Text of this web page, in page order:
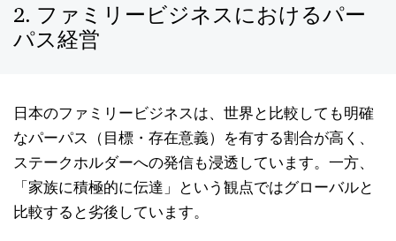
2. ファミリービジネスにおけるパー
パス経営
日本のファミリービジネスは、世界と比較しても明確
なパーパス（目標・存在意義）を有する割合が高く、
ステークホルダーへの発信も浸透しています。一方、
「家族に積極的に伝達」という観点ではグローバルと
比較すると劣後しています。